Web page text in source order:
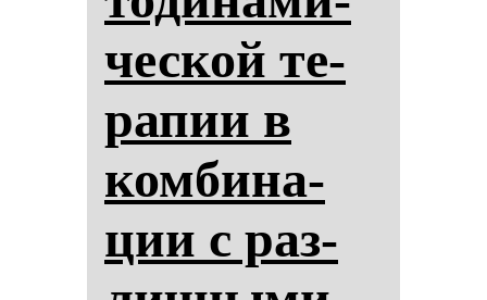
чес­кой те­
ра­пии в
ком­би­на­
ции с раз­